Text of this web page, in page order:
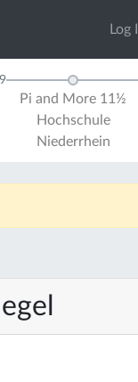
Log
Pi and More 11½
Hochschule
Niederrhein